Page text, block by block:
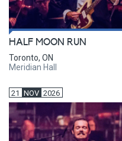
HALF MOON RUN
Toronto, ON
Meridian Hall
21 NOV 2026